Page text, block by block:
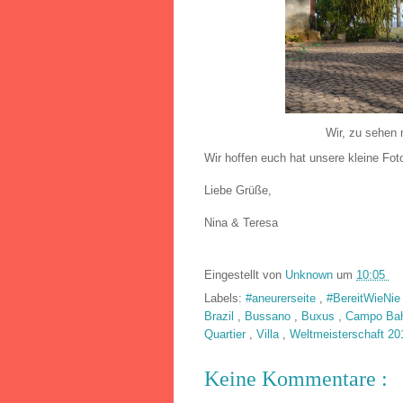
Wir, zu sehen
Wir hoffen euch hat unsere kleine
Liebe Grüße,
Nina & Teresa
Eingestellt von Unknown um 10:05
Labels: #aneurerseite , #BereitWieNie
Brazil , Bussano , Buxus , Campo
Quartier , Villa , Weltmeisterschaft
Keine Kommentare :